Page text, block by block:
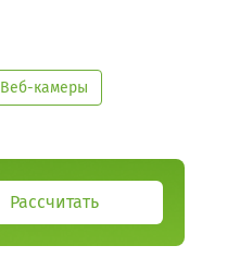
Веб-камеры
Рассчитать